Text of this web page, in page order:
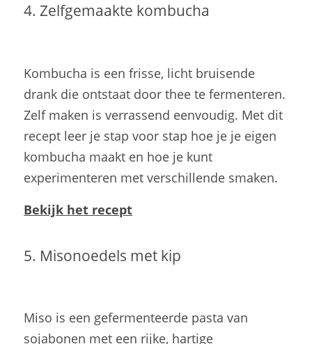
4. Zelfgemaakte kombucha
Kombucha is een frisse, licht bruisende
drank die ontstaat door thee te fermenteren.
Zelf maken is verrassend eenvoudig. Met dit
recept leer je stap voor stap hoe je je eigen
kombucha maakt en hoe je kunt
experimenteren met verschillende smaken.
Bekijk het recept
5. Misonoedels met kip
Miso is een gefermenteerde pasta van
sojabonen met een rijke, hartige